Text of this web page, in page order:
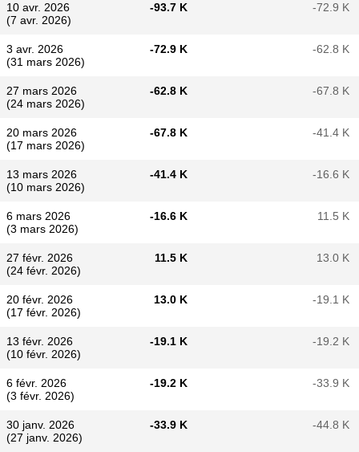
10 avr. 2026
(7 avr. 2026)
-93.7 K -72.9 K
3 avr. 2026
(31 mars 2026)
-72.9 K -62.8 K
27 mars 2026
(24 mars 2026)
-62.8 K -67.8 K
20 mars 2026
(17 mars 2026)
-67.8 K -41.4 K
13 mars 2026
(10 mars 2026)
-41.4 K -16.6 K
6 mars 2026
(3 mars 2026)
-16.6 K 11.5 K
27 févr. 2026
(24 févr. 2026)
11.5 K 13.0 K
20 févr. 2026
(17 févr. 2026)
13.0 K -19.1 K
13 févr. 2026
(10 févr. 2026)
-19.1 K -19.2 K
6 févr. 2026
(3 févr. 2026)
-19.2 K -33.9 K
30 janv. 2026
(27 janv. 2026)
-33.9 K -44.8 K